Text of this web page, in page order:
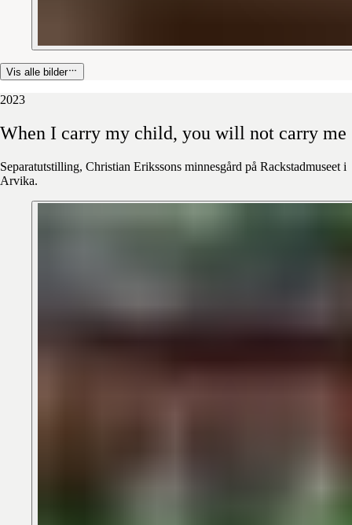
Vis alle bilder
2023
When I carry my child, you will not carry me
Separatutstilling, Christian Erikssons minnesgård på Rackstadmuseet i
Arvika.